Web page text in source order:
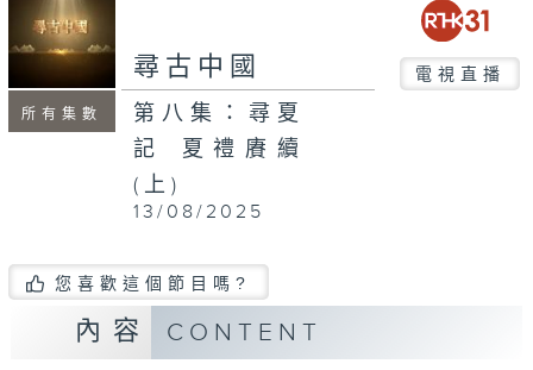
所有集數
尋古中國 電視直播
第八集：尋夏
記 夏禮賡續
(上)
13/08/2025
您喜歡這個節目嗎?
內容 CONTENT